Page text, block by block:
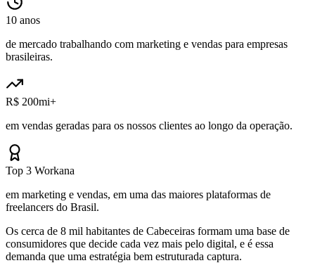
10 anos
de mercado trabalhando com marketing e vendas para empresas
brasileiras.
R$ 200mi+
em vendas geradas para os nossos clientes ao longo da operação.
Top 3 Workana
em marketing e vendas, em uma das maiores plataformas de
freelancers do Brasil.
Os cerca de 8 mil habitantes de Cabeceiras formam uma base de
consumidores que decide cada vez mais pelo digital, e é essa
demanda que uma estratégia bem estruturada captura.